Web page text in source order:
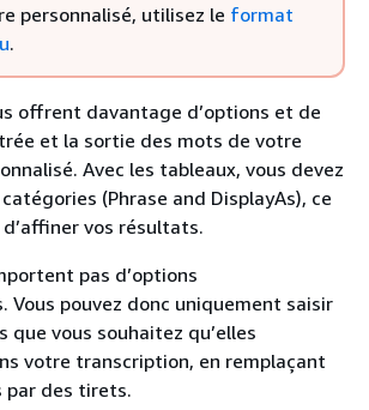
personnalisé, utilisez le format
.
offrent davantage d’options et de
et la sortie des mots de votre
Avec les tableaux, vous devez
(Phrase and DisplayAs), ce
vos résultats.
pas d’options
Vous pouvez donc uniquement saisir
que vous souhaitez qu’elles
votre transcription, en remplaçant
par des tirets.